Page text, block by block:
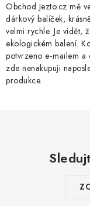
Obchod Jezto.cz mě
dárkový balíček,
velmi rychle. Je vidět,
ekologickém balení.
potvrzeno e‑mailem
zde nenakupuji
produkce.